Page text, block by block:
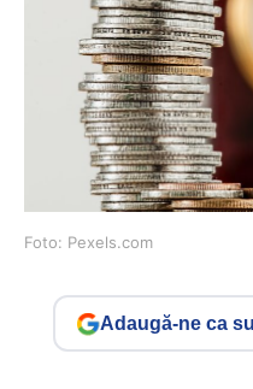
Foto: Pexels.com
Adaugă-ne ca